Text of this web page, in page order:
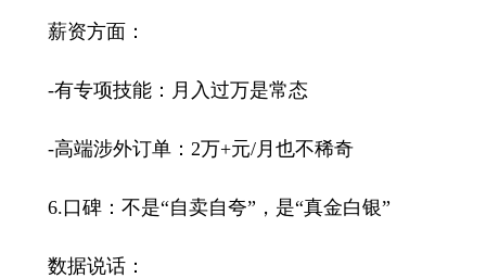
薪资方面：
-有专项技能：月入过万是常态
-高端涉外订单：2万+元/月也不稀奇
6.口碑：不是“自卖自夸”，是“真金白银”
数据说话：